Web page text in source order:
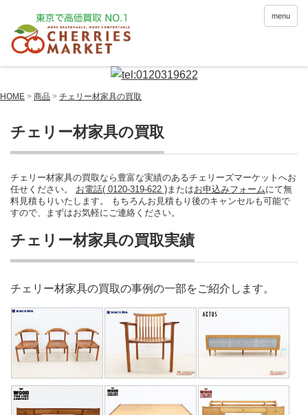
menu
HOME > 商品 > チェリー材家具の買取
チェリー材家具の買取
チェリー材家具の買取なら豊富な実績のあるチェリーズマーケットへお
任せください。 お電話( 0120-319-622 )またはお申込みフォームにて無
料見積もりいたします。 もちろんお見積もり後のキャンセルも可能で
すので、まずはお気軽にご連絡ください。
チェリー材家具の買取実績
チェリー材家具の買取の事例の一部をご紹介します。